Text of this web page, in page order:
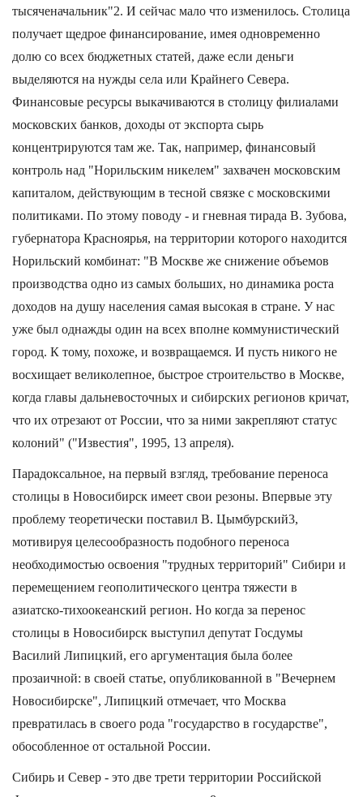
тысяченачальник"2. И сейчас мало что изменилось. Столица
получает щедрое финансирование, имея одновременно
долю со всех бюджетных статей, даже если деньги
выделяются на нужды села или Крайнего Севера.
Финансовые ресурсы выкачиваются в столицу филиалами
московских банков, доходы от экспорта сырь
концентрируются там же. Так, например, финансовый
контроль над "Норильским никелем" захвачен московским
капиталом, действующим в тесной связке с московскими
политиками. По этому поводу - и гневная тирада В. Зубова,
губернатора Красноярья, на территории которого находится
Норильский комбинат: "В Москве же снижение объемов
производства одно из самых больших, но динамика роста
доходов на душу населения самая высокая в стране. У нас
уже был однажды один на всех вполне коммунистический
город. К тому, похоже, и возвращаемся. И пусть никого не
восхищает великолепное, быстрое строительство в Москве,
когда главы дальневосточных и сибирских регионов кричат,
что их отрезают от России, что за ними закрепляют статус
колоний" ("Известия", 1995, 13 апреля).
Парадоксальное, на первый взгляд, требование переноса
столицы в Новосибирск имеет свои резоны. Впервые эту
проблему теоретически поставил В. Цымбурский3,
мотивируя целесообразность подобного переноса
необходимостью освоения "трудных территорий" Сибири и
перемещением геополитического центра тяжести в
азиатско-тихоокеанский регион. Но когда за перенос
столицы в Новосибирск выступил депутат Госдумы
Василий Липицкий, его аргументация была более
прозаичной: в своей статье, опубликованной в "Вечернем
Новосибирске", Липицкий отмечает, что Москва
превратилась в своего рода "государство в государстве",
обособленное от остальной России.
Сибирь и Север - это две трети территории Российской